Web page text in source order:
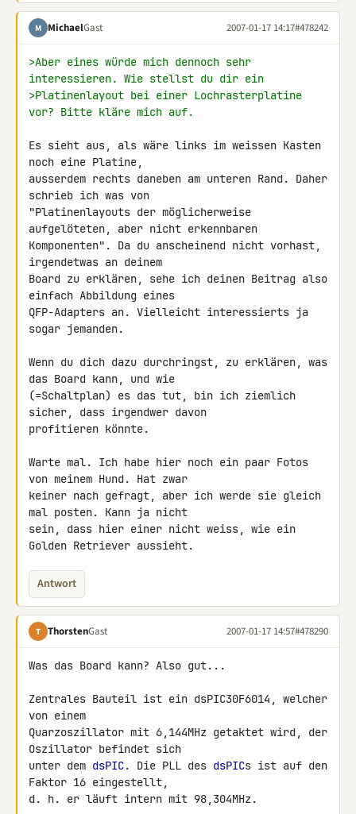
M MichaelGast 2007-01-17 14:17#478242
>Aber eines würde mich dennoch sehr
interessieren. Wie stellst du dir ein
>Platinenlayout bei einer Lochrasterplatine
vor? Bitte kläre mich auf.
Es sieht aus, als wäre links im weissen Kasten
noch eine Platine,
ausserdem rechts daneben am unteren Rand. Daher
schrieb ich was von
"Platinenlayouts der möglicherweise
aufgelöteten, aber nicht erkennbaren
Komponenten". Da du anscheinend nicht vorhast,
irgendetwas an deinem
Board zu erklären, sehe ich deinen Beitrag also
einfach Abbildung eines
QFP-Adapters an. Vielleicht interessierts ja
sogar jemanden.
Wenn du dich dazu durchringst, zu erklären, was
das Board kann, und wie
(=Schaltplan) es das tut, bin ich ziemlich
sicher, dass irgendwer davon
profitieren könnte.
Warte mal. Ich habe hier noch ein paar Fotos
von meinem Hund. Hat zwar
keiner nach gefragt, aber ich werde sie gleich
mal posten. Kann ja nicht
sein, dass hier einer nicht weiss, wie ein
Antwort
T ThorstenGast 2007-01-17 14:57#478290
Was das Board kann? Also gut...
Zentrales Bauteil ist ein dsPIC30F6014, welcher
von einem
Quarzoszillator mit 6,144MHz getaktet wird, der
Oszillator befindet sich
unter dem dsPIC. Die PLL des dsPICs ist auf den
Faktor 16 eingestellt,
d. h. er läuft intern mit 98,304MHz.